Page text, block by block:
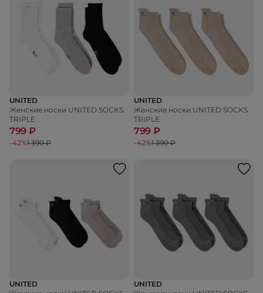
UNITED
Женские носки UNITED SOCKS
TRIPLE
799 ₽
-42%1 390 ₽
UNITED
Женские носки UNITED SOCKS
TRIPLE
799 ₽
-42%1 390 ₽
UNITED
UNITED